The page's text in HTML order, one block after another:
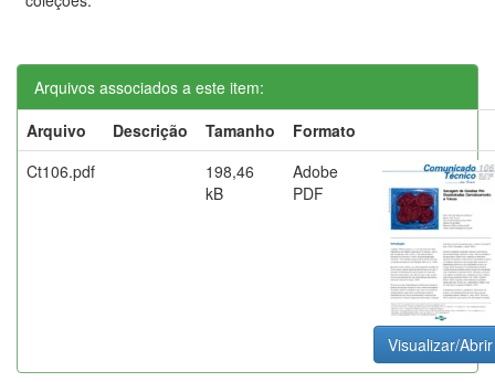
Arquivos associados a este item:
Arquivo
Descrição Tamanho
Formato
Ct106.pdf
198,46
kB
Adobe
PDF
Visualizar/Abrir